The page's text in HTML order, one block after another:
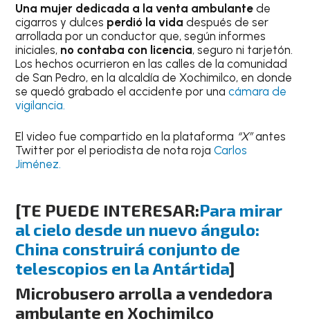
Una mujer dedicada a la venta ambulante de
cigarros y dulces perdió la vidadespués de ser
arrollada por un conductor que, según informes
iniciales, no contaba con licencia, seguro ni tarjetón.
Los hechos ocurrieron en las calles de la comunidad
de San Pedro, en la alcaldía de Xochimilco, en donde
se quedó grabado el accidente por una cámara de
vigilancia.
El video fue compartido en la plataforma “X”antes
Twitter por el periodista de nota rojaCarlos
Jiménez.
[TE PUEDE INTERESAR:Para mirar
al cielo desde un nuevo ángulo:
China construirá conjunto de
telescopios en la Antártida]
Microbusero arrolla a vendedora
ambulante en Xochimilco